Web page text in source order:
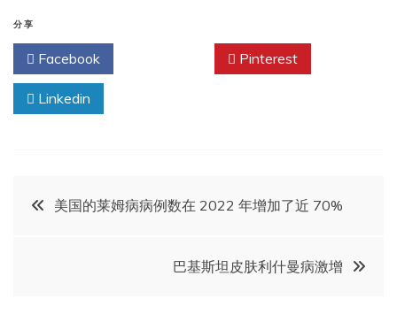
分享
Facebook Pinterest
Linkedin
文
美国的莱姆病病例数在 2022 年增加了近 70%
巴基斯坦皮肤利什曼病激增